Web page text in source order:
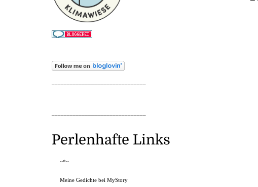
Perlenhafte Links
~*~
Meine Gedichte bei MyStory